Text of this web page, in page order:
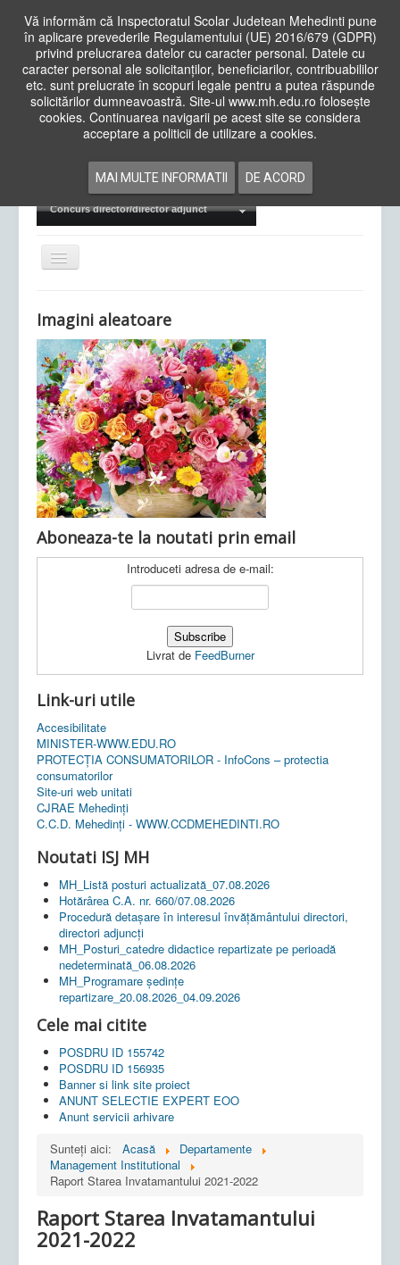
Vă informăm că Inspectoratul Scolar Judetean Mehedinti pune
în aplicare prevederile Regulamentului (UE) 2016/679 (GDPR)
privind prelucrarea datelor cu caracter personal. Datele cu
caracter personal ale solicitanților, beneficiarilor, contribuabililor
etc. sunt prelucrate în scopuri legale pentru a putea răspunde
solicitărilor dumneavoastră. Site-ul www.mh.edu.ro folosește
cookies. Continuarea navigarii pe acest site se considera
acceptare a politicii de utilizare a cookies.
MAI MULTE INFORMATII DE ACORD
Cauta
in
siteAcasa Cadre Didactice
Examene Naționale
Concurs director/director adjunct
Comută
navigarea
Ultimele articole: Vi, 04.11.2022 -Inspectoratul Școlar
Județean Mehedinți
Imagini aleatoare
Aboneaza-te la noutati prin email
Introduceti adresa de e-mail:
Livrat de FeedBurner
Link-uri utile
Accesibilitate
MINISTER-WWW.EDU.RO
PROTECȚIA CONSUMATORILOR - InfoCons – protectia
consumatorilor
Site-uri web unitati
CJRAE Mehedinți
C.C.D. Mehedinţi - WWW.CCDMEHEDINTI.RO
Noutati ISJ MH
MH_Listă posturi actualizată_07.08.2026
Hotărârea C.A. nr. 660/07.08.2026
Procedură detașare în interesul învățământului directori,
directori adjuncți
MH_Posturi_catedre didactice repartizate pe perioadă
nedeterminată_06.08.2026
MH_Programare ședințe
repartizare_20.08.2026_04.09.2026
Cele mai citite
POSDRU ID 155742
POSDRU ID 156935
Banner si link site proiect
ANUNT SELECTIE EXPERT EOO
Anunt servicii arhivare
Sunteți aici:
Acasă
Departamente
Management Institutional
Raport Starea Invatamantului 2021-2022
Raport Starea Invatamantului
2021-2022